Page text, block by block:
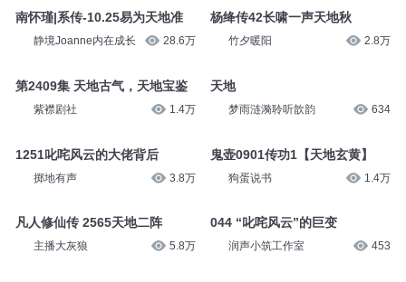
南怀瑾|系传-10.25易为天地准
静境Joanne内在成长 28.6万
第2409集 天地古气，天地宝鉴
紫襟剧社 1.4万
1251叱咤风云的大佬背后
掷地有声 3.8万
凡人修仙传 2565天地二阵
主播大灰狼 5.8万
杨绛传42长啸一声天地秋
竹夕暖阳 2.8万
天地
梦雨涟漪聆听歆韵 634
鬼壶0901传功1【天地玄黄】
狗蛋说书 1.4万
044 “叱咤风云”的巨变
润声小筑工作室 453